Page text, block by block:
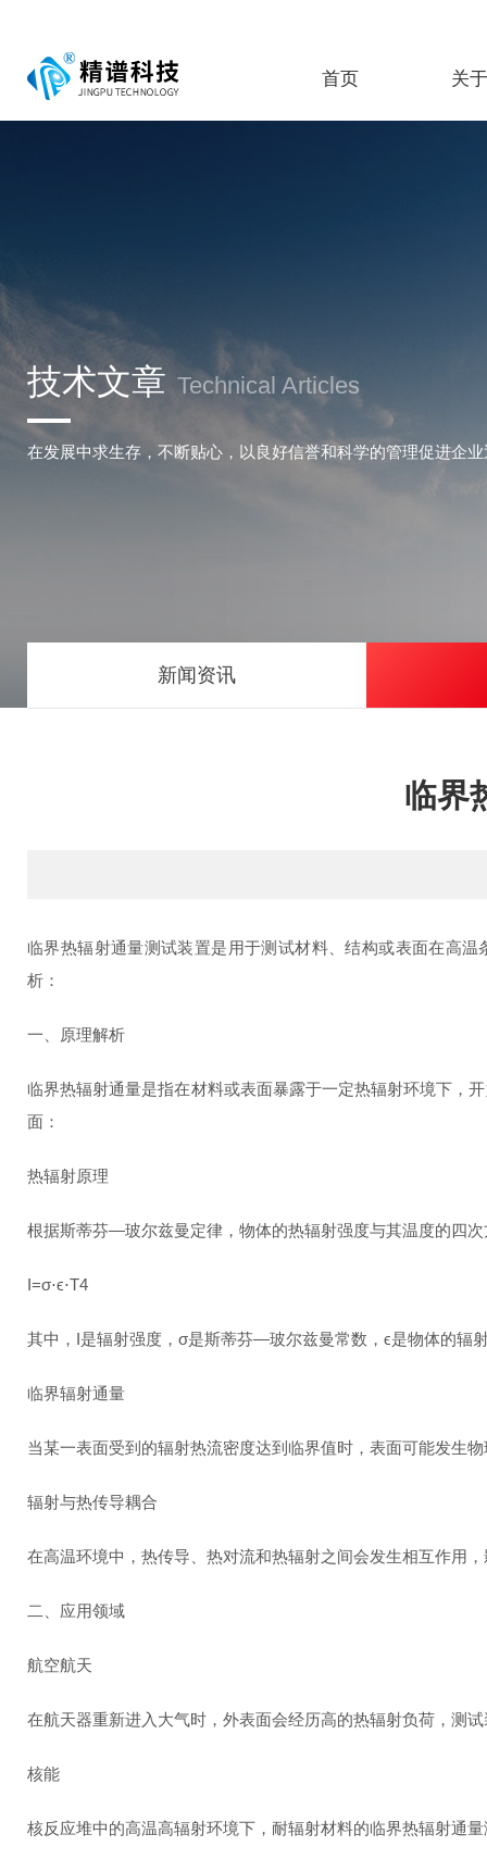
首页 关
技术文章 Technical Articles
在发展中求生存，不断贴心，以良好信誉和科学的管理促进企
新闻资讯
临界
临界热辐射通量测试装置是用于测试材料、结构或表面在高
析：
一、原理解析
临界热辐射通量是指在材料或表面暴露于一定热辐射环境下，
面：
热辐射原理
根据斯蒂芬—玻尔兹曼定律，物体的热辐射强度与其温度的四
I=σ⋅ϵ⋅T4
其中，I是辐射强度，σ是斯蒂芬—玻尔兹曼常数，ϵ是物体的辐
临界辐射通量
当某一表面受到的辐射热流密度达到临界值时，表面可能发生
辐射与热传导耦合
在高温环境中，热传导、热对流和热辐射之间会发生相互作用
二、应用领域
航空航天
在航天器重新进入大气时，外表面会经历高的热辐射负荷，测
核能
核反应堆中的高温高辐射环境下，耐辐射材料的临界热辐射通